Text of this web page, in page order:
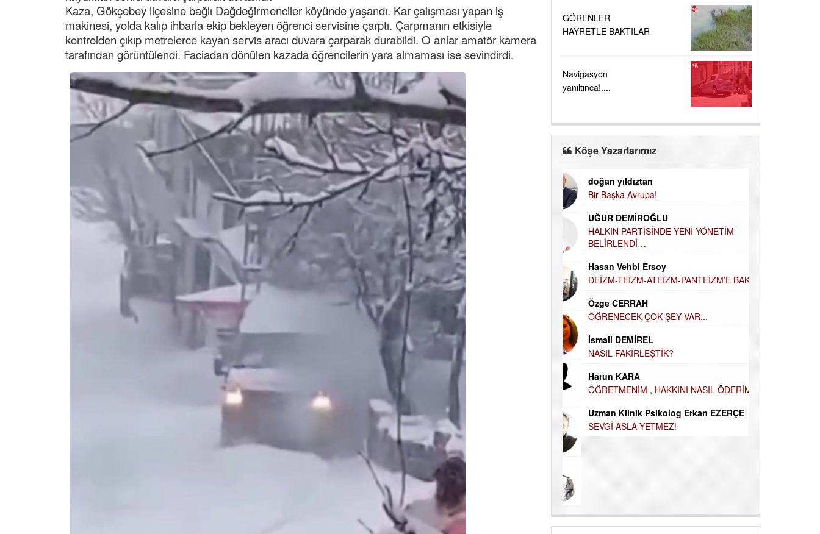
Kaza, Gökçebey ilçesine bağlı Dağdeğirmenciler köyünde yaşandı. Kar çalışması yapan iş
makinesi, yolda kalıp ihbarla ekip bekleyen öğrenci servisine çarptı. Çarpmanın etkisiyle
kontrolden çıkıp metrelerce kayan servis aracı duvara çarparak durabildi. O anlar amatör kamera
tarafından görüntülendi. Faciadan dönülen kazada öğrencilerin yara almaması ise sevindirdi.
GÖRENLER
HAYRETLE BAKTILAR
Navigasyon
yanıltınca!....
Köşe Yazarlarımız
Semih ÇOLAK
SEÇMEN NE DEDİ?
Op. Dr. Erol GÜNEN
Kemiklerinizi Sessizce Çürüten 6
Alışkanlık
Şenol AZMAN
“Aman doktor, yaman doktor.
Derdime bir çare!” – 2-
Merve KIRAN
KİLO KONTROLÜNDE KİLİT
NOKTA: ARA ÖĞÜNLER
Konuk Yazar
Temiz enerji ve gelecek
mücadelesi
Uğuralp CİVELEK
“Bu bir suç duyurusudur”
Özkan Doğan
YEREL RADYO VE REKLAM
doğan yıldıztan
Bir Başka Avrupa!
UĞUR DEMİROĞLU
HALKIN PARTİSİNDE YENİ YÖNETİM
Hasan Vehbi Ersoy
DEİZM-TEİZM-ATEİZM-PANTEİZM’E BAKIŞ
Özge CERRAH
ÖĞRENECEK ÇOK ŞEY VAR...
İsmail DEMİREL
Harun KARA
ÖDERİM !
Uzman Klinik Psikolog Erkan EZERÇE
SEVGİ ASLA YETMEZ!